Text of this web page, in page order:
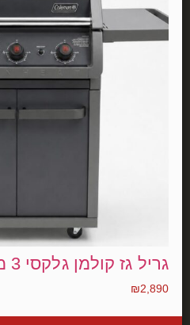
גריל גז קולמן גלקסי 3 מבערים, אפור
₪2,890